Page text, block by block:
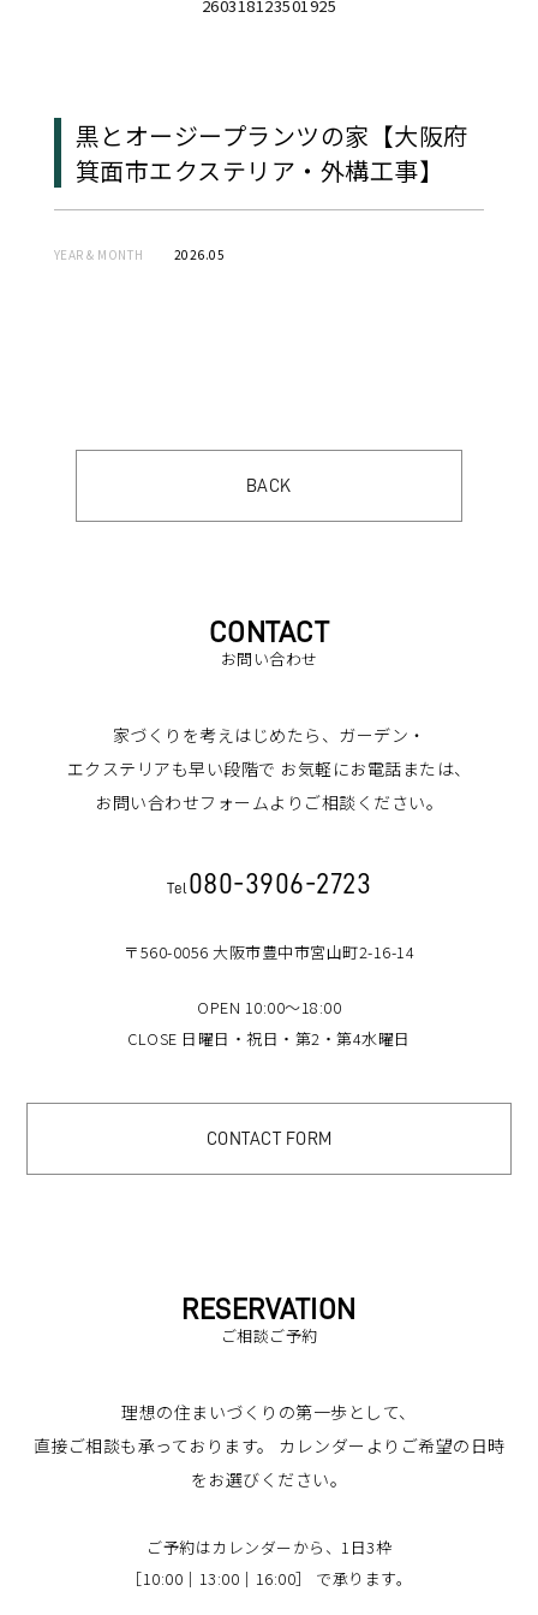
260318123501925
黒とオージープランツの家【大阪府
箕面市エクステリア・外構工事】
YEAR & MONTH 2026.05
BACK
CONTACT
お問い合わせ
家づくりを考えはじめたら、ガーデン・
エクステリアも早い段階で お気軽にお電話または、
お問い合わせフォームよりご相談ください。
Tel 080-3906-2723
〒560-0056 大阪市豊中市宮山町2-16-14
OPEN 10:00～18:00
CLOSE 日曜日・祝日・第2・第4水曜日
CONTACT FORM
RESERVATION
ご相談ご予約
理想の住まいづくりの第一歩として、
直接ご相談も承っております。
カレンダーよりご希望の日時
をお選びください。
ご予約はカレンダーから、1日3枠
［10:00｜13:00｜16:00］ で承ります。